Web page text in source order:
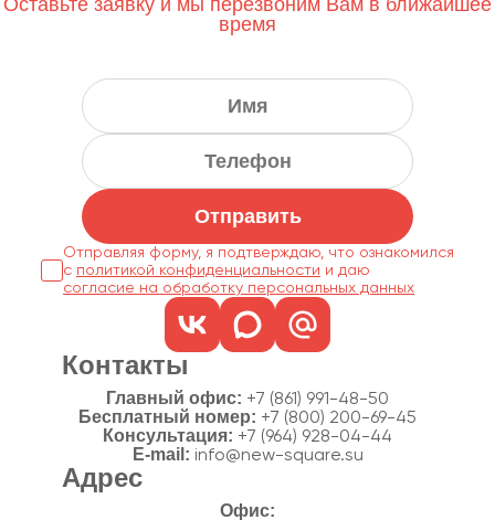
Оставьте заявку и мы перезвоним Вам в ближайшее
время
Отправить
Отправляя форму, я подтверждаю, что ознакомился
с политикой конфиденциальности
согласие на обработку персональных данных
Контакты
Главный офис: +7 (861) 991-48-50
Бесплатный номер: +7 (800) 200-69-45
Консультация: +7 (964) 928-04-44
E-mail: info@new-square.su
Адрес